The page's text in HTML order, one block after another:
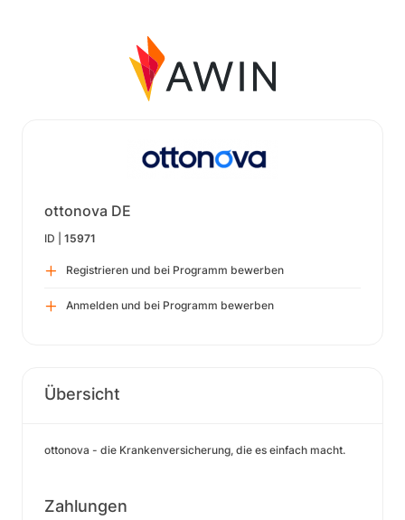
ottonova DE
ID | 15971
Registrieren und bei Programm bewerben
Anmelden und bei Programm bewerben
Übersicht
ottonova - die Krankenversicherung, die es einfach macht.
Zahlungen